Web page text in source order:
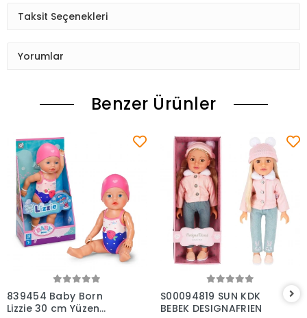
Taksit Seçenekleri
Yorumlar
Benzer Ürünler
839454 Baby Born
Lizzie 30 cm Yüzen
S00094819 SUN KDK
BEBEK DESIGNAFRIEN